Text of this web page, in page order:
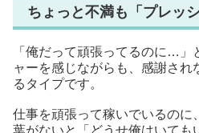
ちょっと不満も「プレッシ
「俺だって頑張ってるのに…」
ャーを感じながらも、感謝され
るタイプです。
仕事を頑張って稼いでいるのに
葉がないと「どうせ俺はいても